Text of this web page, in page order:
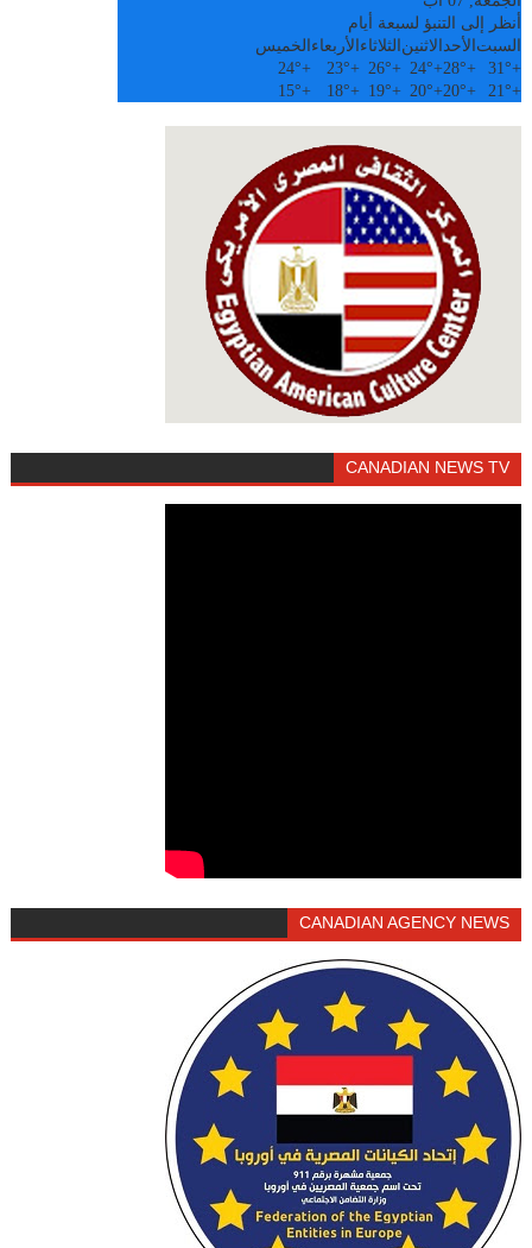
أنظر إلى التنبؤ لسبعة أيام
السبت الأحدالاثنين الثلاثاء الأربعاء الخميس
+
31°
+
28°
+
24°
+
26°
+
23°
+
24°
+
21°
+
20°
+
20°
+
19°
+
18°
+
15°
CANADIAN NEWS TV
CANADIAN AGENCY NEWS